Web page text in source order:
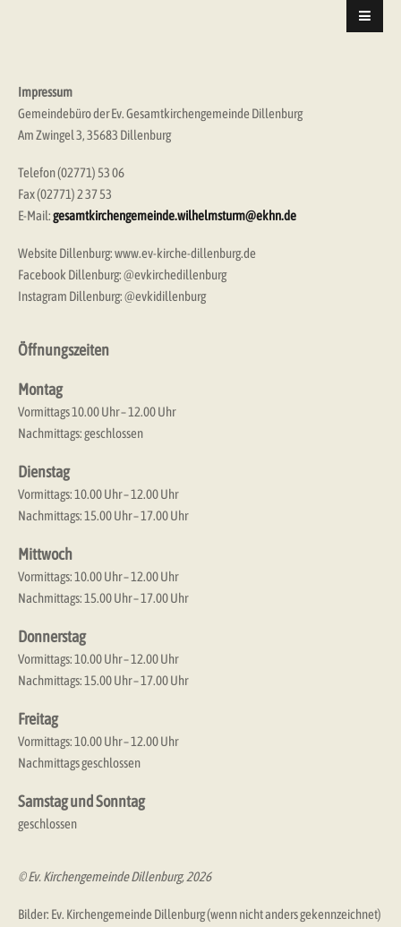
Impressum
Gemeindebüro der Ev. Gesamtkirchengemeinde Dillenburg
Am Zwingel 3, 35683 Dillenburg
Telefon (02771) 53 06
Fax (02771) 2 37 53
E-Mail:gesamtkirchengemeinde.wilhelmsturm@ekhn.de
Website Dillenburg: www.ev-kirche-dillenburg.de
Facebook Dillenburg: @evkirchedillenburg
Instagram Dillenburg: @evkidillenburg
Öffnungszeiten
Montag
Vormittags 10.00 Uhr – 12.00 Uhr
Nachmittags: geschlossen
Dienstag
Vormittags: 10.00 Uhr – 12.00 Uhr
Nachmittags: 15.00 Uhr – 17.00 Uhr
Mittwoch
Vormittags: 10.00 Uhr – 12.00 Uhr
Nachmittags: 15.00 Uhr – 17.00 Uhr
Donnerstag
Vormittags: 10.00 Uhr – 12.00 Uhr
Nachmittags: 15.00 Uhr – 17.00 Uhr
Freitag
Vormittags: 10.00 Uhr – 12.00 Uhr
Nachmittags geschlossen
Samstag und Sonntag
geschlossen
© Ev. Kirchengemeinde Dillenburg, 2026
Bilder: Ev. Kirchengemeinde Dillenburg (wenn nicht anders gekennzeichnet)